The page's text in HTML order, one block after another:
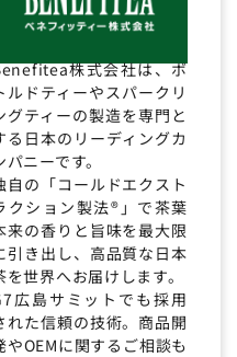
株式会社は、ボ
ルドティーやスパークリ
グティーの製造を専門と
る日本のリーディングカ
パニーです。
自の「コールドエクスト
クション製法®」で茶葉
来の香りと旨味を最大限
引き出し、高品質な日本
を世界へお届けします。
広島サミットでも採用
れた信頼の技術。商品開
やOEMに関するご相談も